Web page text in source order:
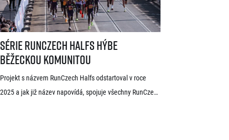
Série RunCzech Halfs hýbe
běžeckou komunitou
Projekt s názvem RunCzech Halfs odstartoval v roce
2025 a jak již název napovídá, spojuje všechny RunCzech
Série RunCzech Halfs hýbe běžeckou komunitou